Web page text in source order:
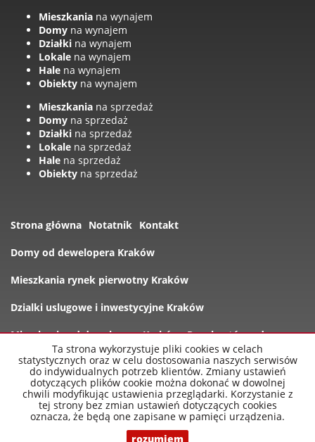
Mieszkania na wynajem
Domy na wynajem
Działki na wynajem
Lokale na wynajem
Hale na wynajem
Obiekty na wynajem
Mieszkania na sprzedaż
Domy na sprzedaż
Działki na sprzedaż
Lokale na sprzedaż
Hale na sprzedaż
Obiekty na sprzedaż
Strona główna Notatnik Kontakt
Domy od dewelopera Kraków
Mieszkania rynek pierwotny Kraków
Dzialki uslugowe i inwestycyjne Kraków
Mieszkania od dewelopera Kraków Rynek wtórny domy
Oferty
nowe-mieszkania-krakow.pl 2026 Program dla biur
Galactica Virgo
Ta strona wykorzystuje pliki cookies w celach
statystycznych oraz w celu dostosowania naszych serwisów
do indywidualnych potrzeb klientów. Zmiany ustawień
dotyczących plików cookie można dokonać w dowolnej
chwili modyfikując ustawienia przeglądarki. Korzystanie z
tej strony bez zmian ustawień dotyczących cookies
oznacza, że będą one zapisane w pamięci urządzenia.
rozumiem